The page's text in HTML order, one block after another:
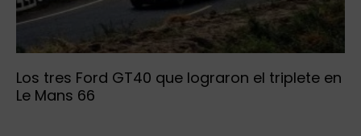
Los tres Ford GT40 que lograron el triplete en
Le Mans 66